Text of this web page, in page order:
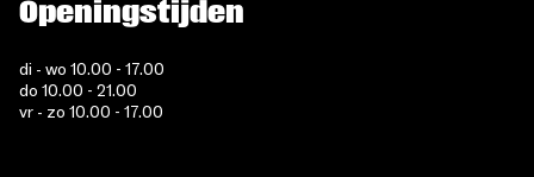
Openingstijden
di - wo 10.00 - 17.00
do 10.00 - 21.00
vr - zo 10.00 - 17.00